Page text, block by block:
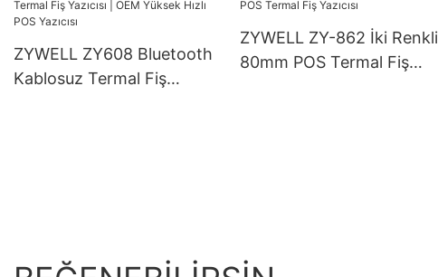
ZYWELL ZY608 Bluetooth
Kablosuz Termal Fiş
ZYWELL ZY-862 İki Renkli
80mm POS Termal Fiş